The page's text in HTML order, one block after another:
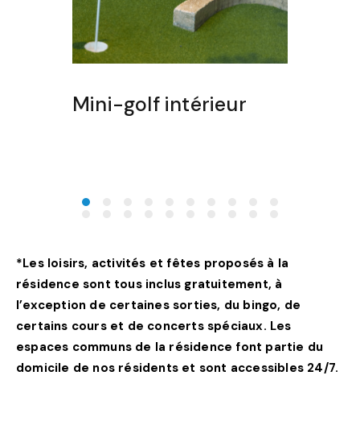
Mini-golf intérieur
*Les loisirs, activités et fêtes proposés à la
résidence sont tous inclus gratuitement, à
l’exception de certaines sorties, du bingo, de
certains cours et de concerts spéciaux. Les
espaces communs de la résidence font partie du
domicile de nos résidents et sont accessibles 24/7.